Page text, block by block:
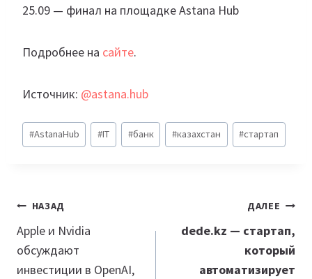
25.09 — финал на площадке Astana Hub
Подробнее на сайте.
Источник: @astana.hub
Метки
записи:
#AstanaHub #IT #банк #казахстан #стартап
Навигация
по
записям
НАЗАД
Apple и Nvidia
обсуждают
инвестиции в OpenAI,
ДАЛЕЕ
dede.kz — стартап,
который
автоматизирует